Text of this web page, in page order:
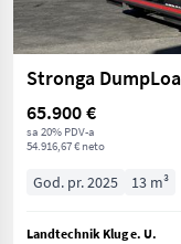
Stronga
65.900 €
sa 20% PDV-a
54.916,67 € neto
God. pr. 2025 13 m³
Landtechnik Klug e. U.